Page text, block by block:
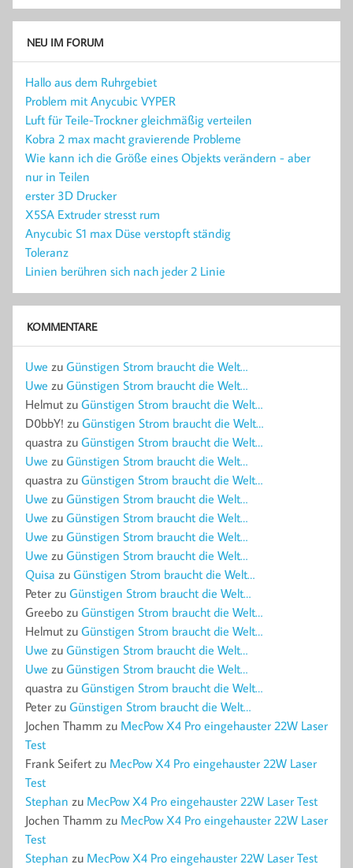
NEU IM FORUM
Hallo aus dem Ruhrgebiet
Problem mit Anycubic VYPER
Luft für Teile-Trockner gleichmäßig verteilen
Kobra 2 max macht gravierende Probleme
Wie kann ich die Größe eines Objekts verändern - aber
nur in Teilen
erster 3D Drucker
X5SA Extruder stresst rum
Anycubic S1 max Düse verstopft ständig
Toleranz
Linien berühren sich nach jeder 2 Linie
KOMMENTARE
Uwe zu Günstigen Strom braucht die Welt…
Uwe zu Günstigen Strom braucht die Welt…
Helmut zu Günstigen Strom braucht die Welt…
D0bbY! zu Günstigen Strom braucht die Welt…
quastra zu Günstigen Strom braucht die Welt…
Uwe zu Günstigen Strom braucht die Welt…
quastra zu Günstigen Strom braucht die Welt…
Uwe zu Günstigen Strom braucht die Welt…
Uwe zu Günstigen Strom braucht die Welt…
Uwe zu Günstigen Strom braucht die Welt…
Uwe zu Günstigen Strom braucht die Welt…
Quisa zu Günstigen Strom braucht die Welt…
Peter zu Günstigen Strom braucht die Welt…
Greebo zu Günstigen Strom braucht die Welt…
Helmut zu Günstigen Strom braucht die Welt…
Uwe zu Günstigen Strom braucht die Welt…
Uwe zu Günstigen Strom braucht die Welt…
quastra zu Günstigen Strom braucht die Welt…
Peter zu Günstigen Strom braucht die Welt…
Jochen Thamm zu MecPow X4 Pro eingehauster 22W Laser
Test
Frank Seifert zu MecPow X4 Pro eingehauster 22W Laser
Test
Stephan zu MecPow X4 Pro eingehauster 22W Laser Test
Jochen Thamm zu MecPow X4 Pro eingehauster 22W Laser
Test
Stephan zu MecPow X4 Pro eingehauster 22W Laser Test